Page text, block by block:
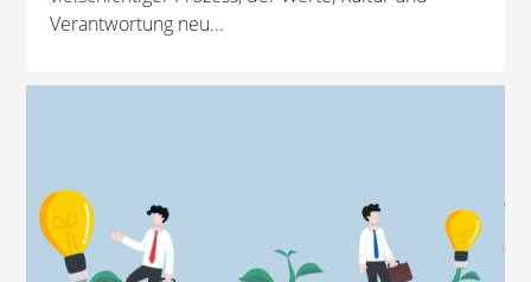
Verantwortung neu...